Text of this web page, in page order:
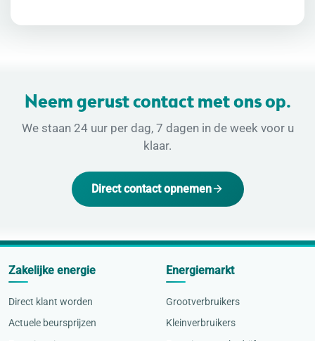
Neem gerust contact met ons op.
We staan 24 uur per dag, 7 dagen in de week voor u
klaar.
Direct contact opnemen
Zakelijke energie
Direct klant worden
Actuele beursprijzen
Energiemarkt
Grootverbruikers
Kleinverbruikers